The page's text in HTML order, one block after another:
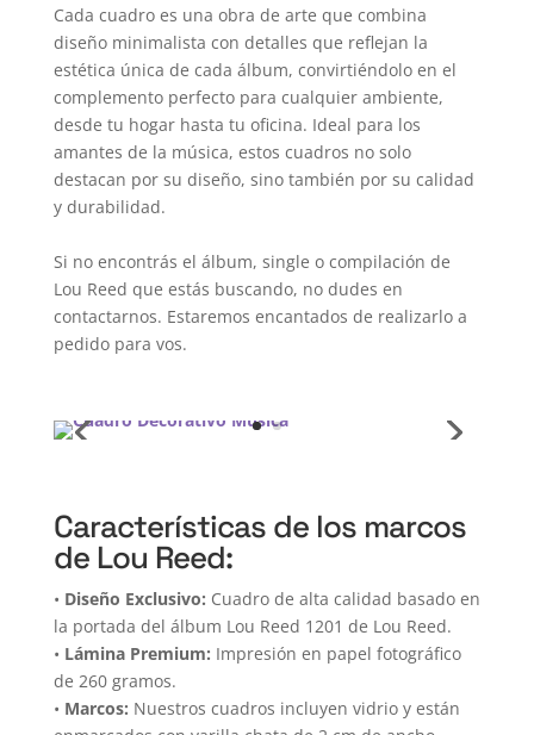
Cada cuadro es una obra de arte que combina
diseño minimalista con detalles que reflejan la
estética única de cada álbum, convirtiéndolo en el
complemento perfecto para cualquier ambiente,
desde tu hogar hasta tu oficina. Ideal para los
amantes de la música, estos cuadros no solo
destacan por su diseño, sino también por su calidad
y durabilidad.
Si no encontrás el álbum, single o compilación de
Lou Reed que estás buscando, no dudes en
contactarnos. Estaremos encantados de realizarlo a
pedido para vos.
Características de los marcos
de Lou Reed:
• Diseño Exclusivo: Cuadro de alta calidad basado en
la portada del álbum Lou Reed 1201 de Lou Reed.
• Lámina Premium: Impresión en papel fotográfico
de 260 gramos.
• Marcos: Nuestros cuadros incluyen vidrio y están